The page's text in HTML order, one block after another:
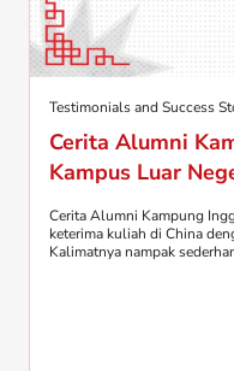
Testimonials and Success
Cerita Alumni
Kampus Luar
Cerita Alumni Kampung
keterima kuliah di China
Kalimatnya nampak